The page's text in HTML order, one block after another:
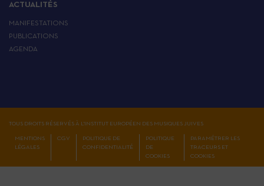
ACTUALITÉS
MANIFESTATIONS
PUBLICATIONS
AGENDA
TOUS DROITS RÉSERVÉS À L'INSTITUT EUROPÉEN DES MUSIQUES JUIVES
MENTIONS
LÉGALES
CGV
POLITIQUE DE
CONFIDENTIALITÉ
POLITIQUE
DE
COOKIES
PARAMÉTRER LES
TRACEURS ET
COOKIES